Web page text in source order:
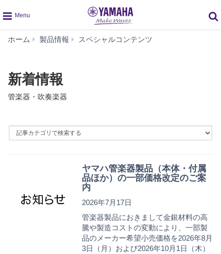
global
navigation
ホーム 製品情報 スペシャルコンテンツ
新着情報
管楽器・吹奏楽器
By
Article
ヤマハ管楽器製品（本体・付属
品ほか）の一部価格改定のご案
内
2026年7月17日
管楽器製品におきまして金銀材料の高
騰や製造コストの変動により、一部製
品のメーカー希望小売価格を2026年8月
3日（月）および2026年10月1日（木）